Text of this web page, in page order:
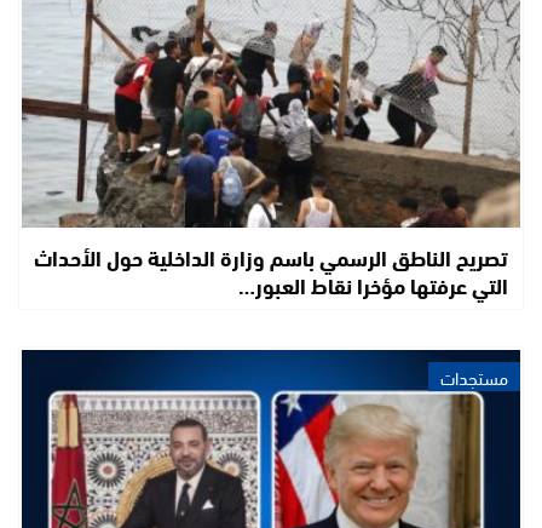
تصريح الناطق الرسمي باسم وزارة الداخلية حول الأحداث
التي عرفتها مؤخرا نقاط العبور…
مستجدات